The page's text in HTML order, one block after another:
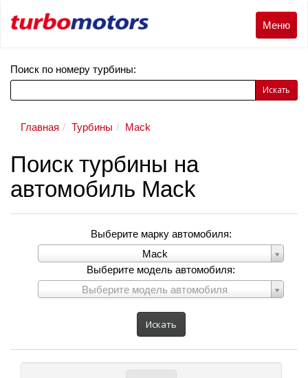
Меню
Меню
Поиск по номеру турбины:
Искать
Главная Турбины Mack
Поиск турбины на
автомобиль Mack
Выберите марку автомобиля:
Mack
марку
автомобиля:
Выберите модель автомобиля:
Выберите модель автомобиля
Выберите
модель
Искать